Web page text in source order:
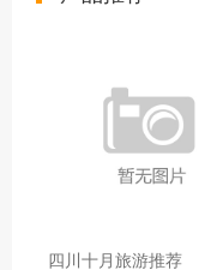
四川十月旅游推荐